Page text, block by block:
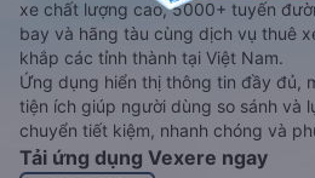
xe chất lượng cao, 5000+ tuyến
bay và hãng tàu cùng dịch vụ thuê
khắp các tỉnh thành tại Việt Nam.
Ứng dụng hiển thị thông tin đầy đủ,
tiện ích giúp người dùng so sánh và
chuyển tiết kiệm, nhanh chóng và
Tải ứng dụng Vexere ngay